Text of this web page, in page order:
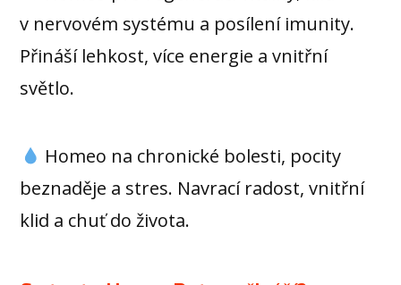
v nervovém systému a posílení imunity.
Přináší lehkost, více energie a vnitřní
světlo.
Homeo na chronické bolesti, pocity
beznaděje a stres. Navrací radost, vnitřní
klid a chuť do života.